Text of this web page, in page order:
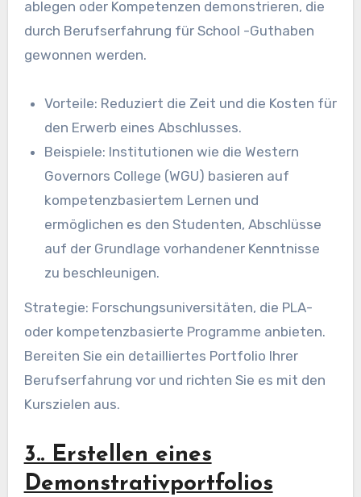
ablegen oder Kompetenzen demonstrieren, die
durch Berufserfahrung für School -Guthaben
gewonnen werden.
Vorteile: Reduziert die Zeit und die Kosten für
den Erwerb eines Abschlusses.
Beispiele: Institutionen wie die Western
Governors College (WGU) basieren auf
kompetenzbasiertem Lernen und
ermöglichen es den Studenten, Abschlüsse
auf der Grundlage vorhandener Kenntnisse
zu beschleunigen.
Strategie: Forschungsuniversitäten, die PLA-
oder kompetenzbasierte Programme anbieten.
Bereiten Sie ein detailliertes Portfolio Ihrer
Berufserfahrung vor und richten Sie es mit den
Kurszielen aus.
3.. Erstellen eines
Demonstrativportfolios